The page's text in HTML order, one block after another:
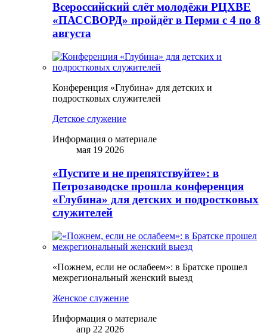
Всероссийский слёт молодёжи РЦХВЕ
«ПАССВОРД» пройдёт в Перми с 4 по 8
августа
Конференция «Глубина» для детских и
подростковых служителей
Детское служение
Информация о материале
мая 19 2026
«Пустите и не препятствуйте»: в
Петрозаводске прошла конференция
«Глубина» для детских и подростковых
служителей
«Пожнем, если не ослабеем»: в Братске прошел
межрегиональный женский выезд
Женское служение
Информация о материале
апр 22 2026